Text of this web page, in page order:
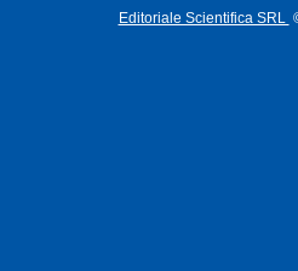
Editoriale Scientifica SRL